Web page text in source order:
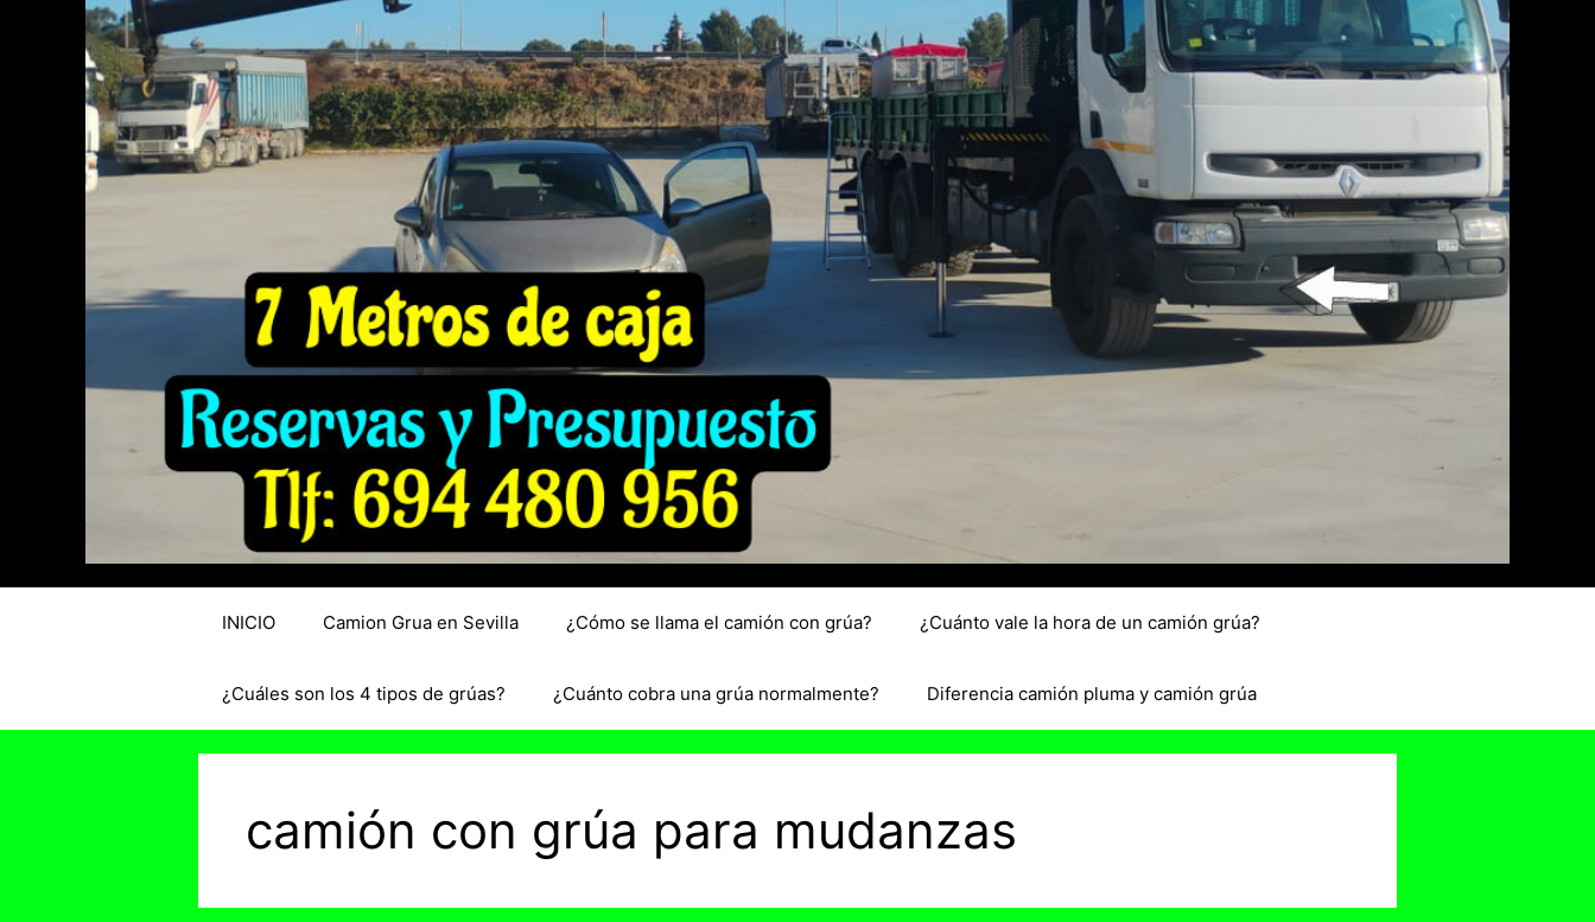
INICIO Camion Grua en Sevilla ¿Cómo se llama el camión con grúa? ¿Cuánto vale la hora de un camión grúa?
¿Cuáles son los 4 tipos de grúas? ¿Cuánto cobra una grúa normalmente? Diferencia camión pluma y camión grúa
camión con grúa para mudanzas